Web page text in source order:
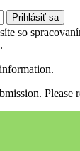
Prihlásiť sa
so
Please